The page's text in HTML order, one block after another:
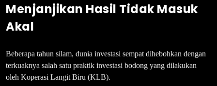
Menjanjikan Hasil Tidak Masuk
Akal
Beberapa tahun silam, dunia investasi sempat dihebohkan dengan
terkuaknya salah satu praktik investasi bodong yang dilakukan
oleh Koperasi Langit Biru (KLB).